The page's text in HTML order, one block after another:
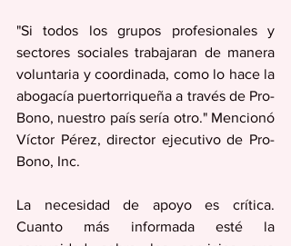
"Si todos los grupos profesionales y
sectores sociales trabajaran de manera
voluntaria y coordinada, como lo hace la
abogacía puertorriqueña a través de Pro-
Bono, nuestro país sería otro." Mencionó
Víctor Pérez, director ejecutivo de Pro-
Bono, Inc.
La necesidad de apoyo es crítica.
Cuanto más informada esté la